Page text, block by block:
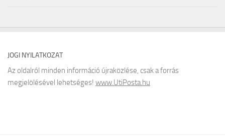
JOGI NYILATKOZAT
Az oldalról minden információ újraközlése, csak a forrás
megjelölésével lehetséges! www.UtiPosta.hu